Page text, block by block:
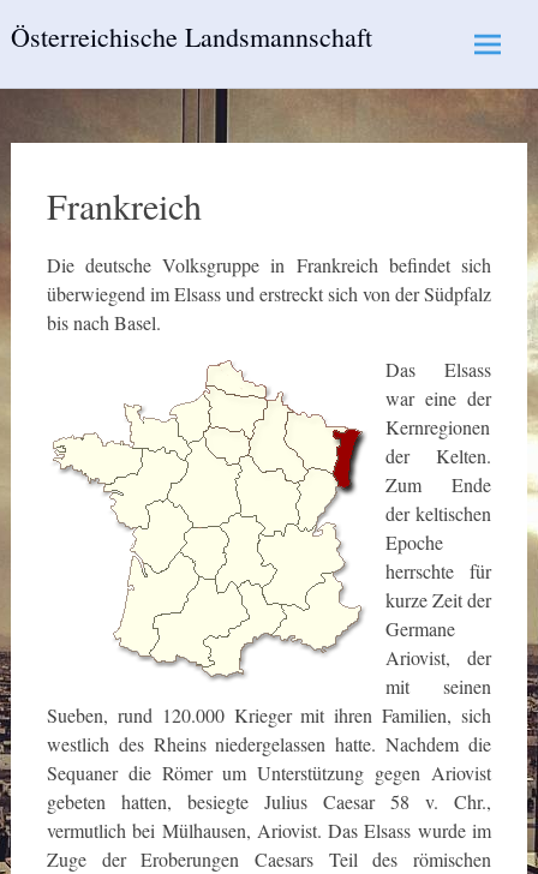
toÖsterreichische Landsmannschaft
Frankreich
Die deutsche Volksgruppe in Frankreich befindet sich
überwiegend im Elsass und erstreckt sich von der Südpfalz
bis nach Basel.
Das Elsass
war eine der
Kernregionen
der Kelten.
Zum Ende
der keltischen
Epoche
herrschte für
kurze Zeit der
Germane
Ariovist, der
mit seinen
Sueben, rund 120.000 Krieger mit ihren Familien, sich
westlich des Rheins niedergelassen hatte. Nachdem die
Sequaner die Römer um Unterstützung gegen Ariovist
gebeten hatten, besiegte Julius Caesar 58 v. Chr.,
vermutlich bei Mülhausen, Ariovist. Das Elsass wurde im
Zuge der Eroberungen Caesars Teil des römischen